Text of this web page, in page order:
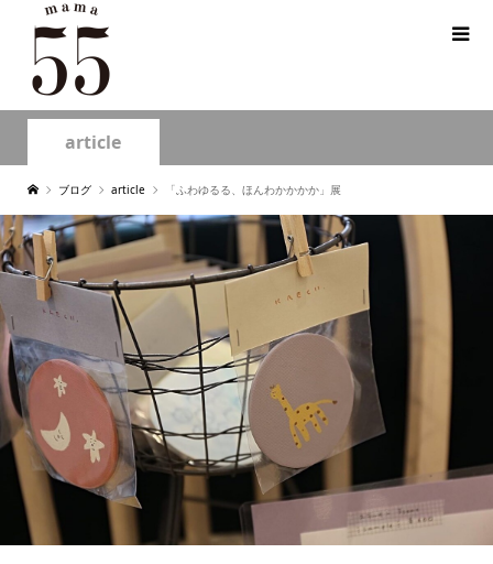
article
ブログ article 「ふわゆるる、ほんわかかかか」展